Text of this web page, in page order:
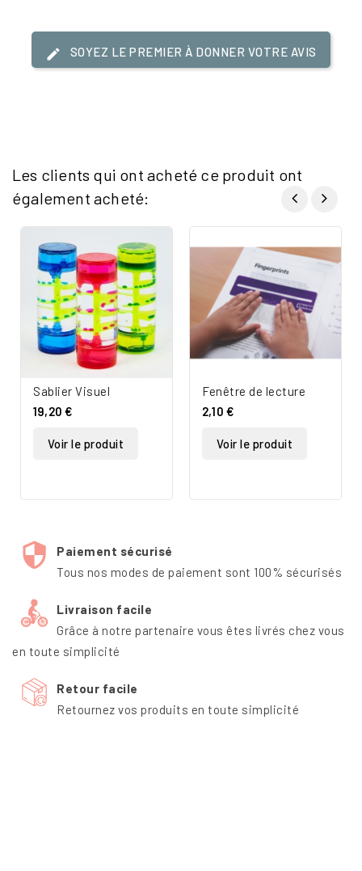
SOYEZ LE PREMIER À DONNER VOTRE AVIS
Les clients qui ont acheté ce produit ont
également acheté:
Sablier Visuel
19,20 €
Voir le produit
Fenêtre de lecture
2,10 €
Voir le produit
Paiement sécurisé
Tous nos modes de paiement sont 100% sécurisés
Livraison facile
Grâce à notre partenaire vous êtes livrés chez vous
en toute simplicité
Retour facile
Retournez vos produits en toute simplicité